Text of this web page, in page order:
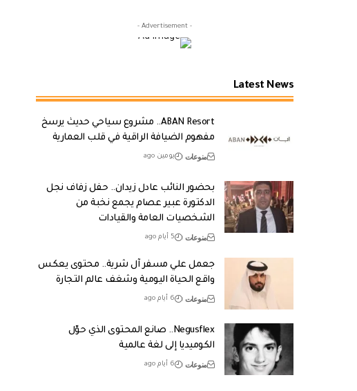
- Advertisement -
Latest News
ABAN Resort.. مشروع سياحي حديث يرسخ
مفهوم الضيافة الراقية في قلب العمارية
منوعات يومين ago
بحضور النائب عادل زيدان.. حفل زفاف نجل
الدكتورة عبير عصام يجمع نخبة من
الشخصيات العامة والقيادات
منوعات 5 أيام ago
جعمل علي مسفر آل شرية.. محتوى يعكس
واقع الحياة اليومية وشغف عالم التجارة
منوعات 6 أيام ago
Negusflex.. صانع المحتوى الذي حوّل
الكوميديا إلى لغة عالمية
منوعات 6 أيام ago